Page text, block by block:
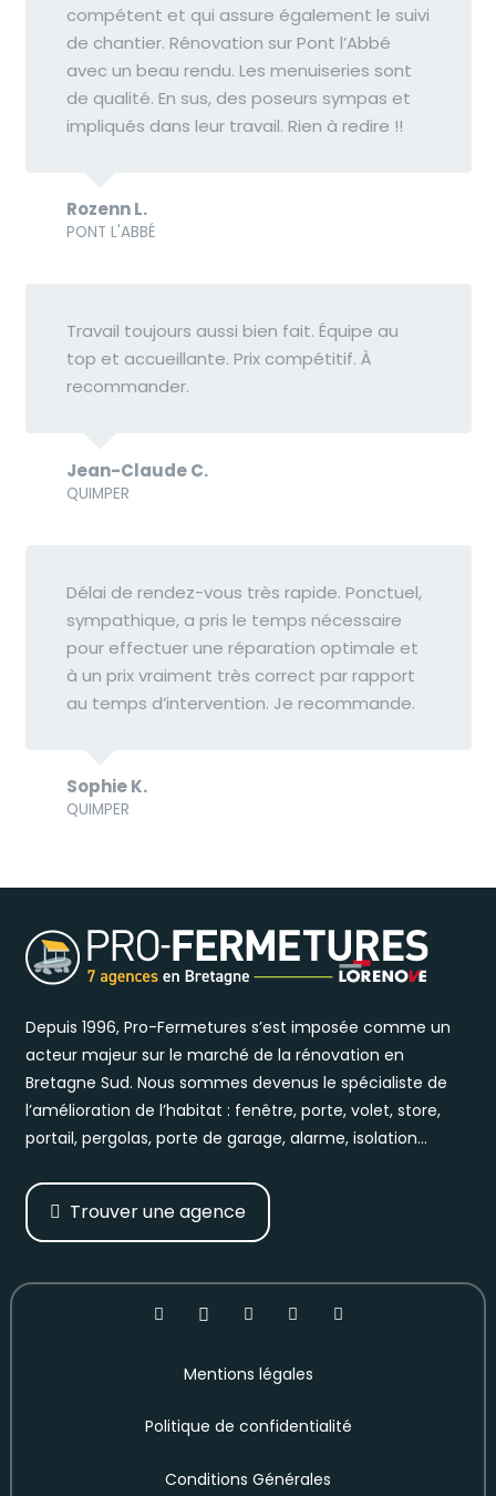
compétent et qui assure également le suivi
de chantier. Rénovation sur Pont l’Abbé
avec un beau rendu. Les menuiseries sont
de qualité. En sus, des poseurs sympas et
impliqués dans leur travail. Rien à redire !!
Rozenn L.
PONT L'ABBÉ
Travail toujours aussi bien fait. Équipe au
top et accueillante. Prix compétitif. À
recommander.
Jean-Claude C.
QUIMPER
Délai de rendez-vous très rapide. Ponctuel,
sympathique, a pris le temps nécessaire
pour effectuer une réparation optimale et
à un prix vraiment très correct par rapport
au temps d’intervention. Je recommande.
Sophie K.
QUIMPER
Depuis 1996, Pro-Fermetures s’est imposée comme un
acteur majeur sur le marché de la rénovation en
Bretagne Sud. Nous sommes devenus le spécialiste de
l’amélioration de l’habitat : fenêtre, porte, volet, store,
portail, pergolas, porte de garage, alarme, isolation…
Trouver une agence
Mentions légales
Politique de confidentialité
Conditions Générales